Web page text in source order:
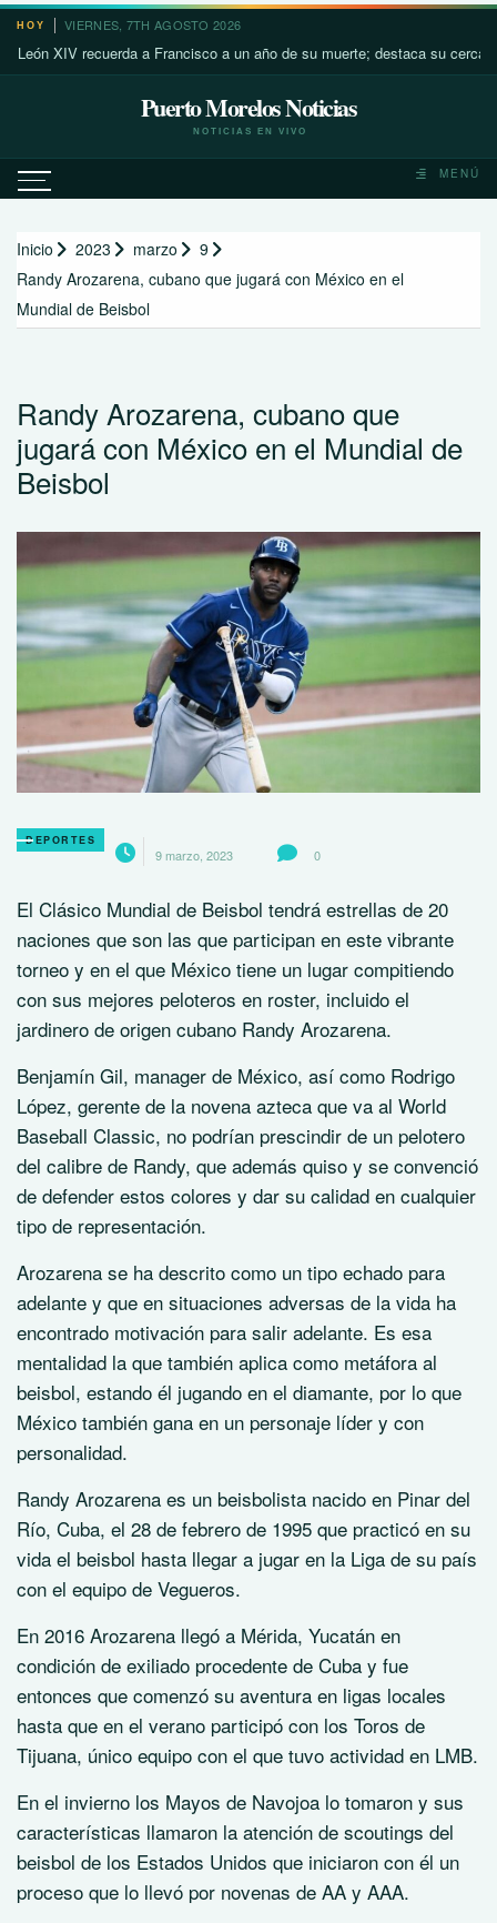
Saltar
contenido
HOY VIERNES, 7TH AGOSTO 2026
XIV recuerda a Francisco a un año de su muerte; destaca su cercanía con
Puerto Morelos Noticias
NOTICIAS EN VIVO
MENÚ
Inicio 2023 marzo
9
Randy Arozarena, cubano que jugará con México en el
Mundial de Beisbol
Randy Arozarena, cubano que
jugará con México en el Mundial de
Beisbol
DEPORTES
9 marzo, 2023 0
El Clásico Mundial de Beisbol tendrá estrellas de 20
naciones que son las que participan en este vibrante
torneo y en el que México tiene un lugar compitiendo
con sus mejores peloteros en roster, incluido el
jardinero de origen cubano Randy Arozarena.
Benjamín Gil, manager de México, así como Rodrigo
López, gerente de la novena azteca que va al World
Baseball Classic, no podrían prescindir de un pelotero
del calibre de Randy, que además quiso y se convenció
de defender estos colores y dar su calidad en cualquier
tipo de representación.
Arozarena se ha descrito como un tipo echado para
adelante y que en situaciones adversas de la vida ha
encontrado motivación para salir adelante. Es esa
mentalidad la que también aplica como metáfora al
beisbol, estando él jugando en el diamante, por lo que
México también gana en un personaje líder y con
personalidad.
Randy Arozarena es un beisbolista nacido en Pinar del
Río, Cuba, el 28 de febrero de 1995 que practicó en su
vida el beisbol hasta llegar a jugar en la Liga de su país
con el equipo de Vegueros.
En 2016 Arozarena llegó a Mérida, Yucatán en
condición de exiliado procedente de Cuba y fue
entonces que comenzó su aventura en ligas locales
hasta que en el verano participó con los Toros de
Tijuana, único equipo con el que tuvo actividad en LMB.
En el invierno los Mayos de Navojoa lo tomaron y sus
características llamaron la atención de scoutings del
beisbol de los Estados Unidos que iniciaron con él un
proceso que lo llevó por novenas de AA y AAA.